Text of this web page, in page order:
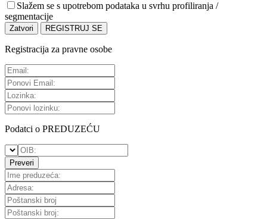
Slažem se s upotrebom podataka u svrhu profiliranja /
segmentacije
Zatvori REGISTRUJ SE
Registracija za pravne osobe
Podatci o PREDUZEĆU
Preveri